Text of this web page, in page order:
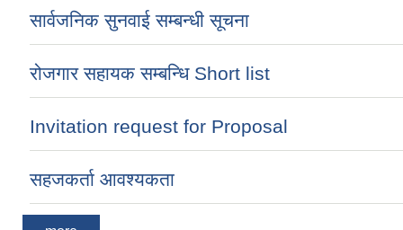
सार्वजनिक सुनवाई सम्बन्धी सूचना
रोजगार सहायक सम्बन्धि Short list
Invitation request for Proposal
सहजकर्ता आवश्यकता